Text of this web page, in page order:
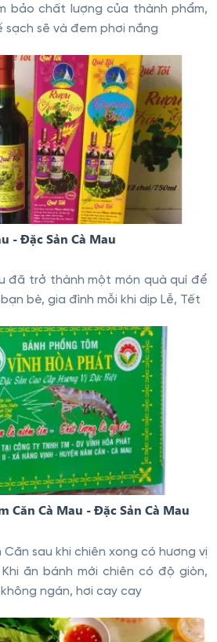
bảo chất lượng của thành phẩm,
sạch sẽ và đem phơi nắng
- Đặc Sản Cà Mau
đã trở thành một món quà quí để
bè, gia đình mỗi khi dịp Lễ, Tết
Căn Cà Mau - Đặc Sản Cà Mau
Căn sau khi chiên xong có hương vị
ăn bánh mới chiên có độ giòn,
ngán, hơi cay cay